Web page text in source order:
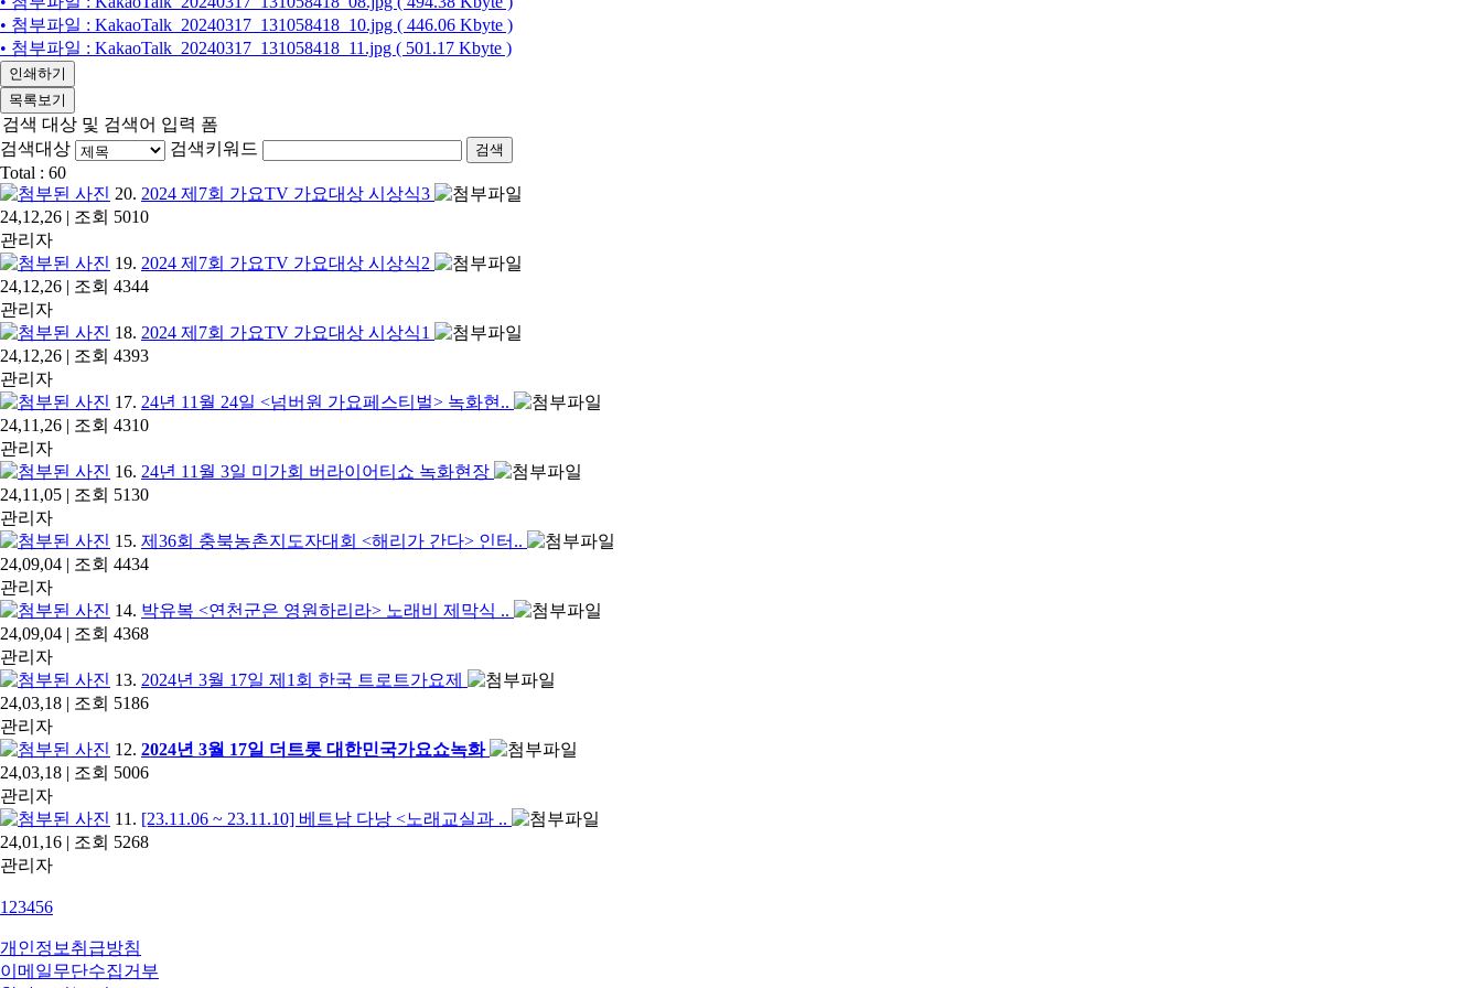
• 첨부파일 : KakaoTalk_20240317_131058418_10.jpg ( 446.06 Kbyte )
• 첨부파일 : KakaoTalk_20240317_131058418_11.jpg ( 501.17 Kbyte )
인쇄하기
목록보기
검색 대상 및 검색어 입력 폼
검색대상
검색키워드 검색
Total : 60
20. 2024 제7회 가요TV 가요대상 시상식3
24,12,26 | 조회 5010
관리자
19. 2024 제7회 가요TV 가요대상 시상식2
24,12,26 | 조회 4344
관리자
18. 2024 제7회 가요TV 가요대상 시상식1
24,12,26 | 조회 4393
관리자
17. 24년 11월 24일 <넘버원 가요페스티벌> 녹화현..
24,11,26 | 조회 4310
관리자
16. 24년 11월 3일 미가회 버라이어티쇼 녹화현장
24,11,05 | 조회 5130
관리자
15. 제36회 충북농촌지도자대회 <해리가 간다> 인터..
24,09,04 | 조회 4434
관리자
14. 박유복 <연천군은 영원하리라> 노래비 제막식 ..
24,09,04 | 조회 4368
관리자
13. 2024년 3월 17일 제1회 한국 트로트가요제
24,03,18 | 조회 5186
관리자
12. 2024년 3월 17일 더트롯 대한민국가요쇼녹화
24,03,18 | 조회 5006
관리자
11. [23.11.06 ~ 23.11.10] 베트남 다낭 <노래교실과 ..
24,01,16 | 조회 5268
관리자
1 23456
개인정보취급방침
이메일무단수집거부